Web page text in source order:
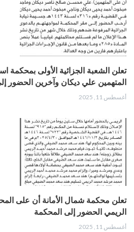
تعلن الشعبة الجزائية الأولى بمحكمة
المتهمين علي ديكان وآخرين الحضور
أغسطس 11, 2025
تعلن محكمة شمال الأمانة أن على
الريمي الحضور إلى المحكمة
أغسطس 11, 2025